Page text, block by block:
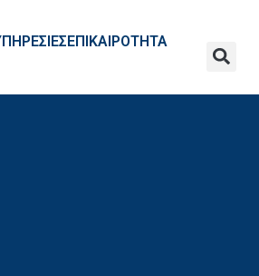
ΕΠΙΚΑΙΡΟΤΗΤΑ